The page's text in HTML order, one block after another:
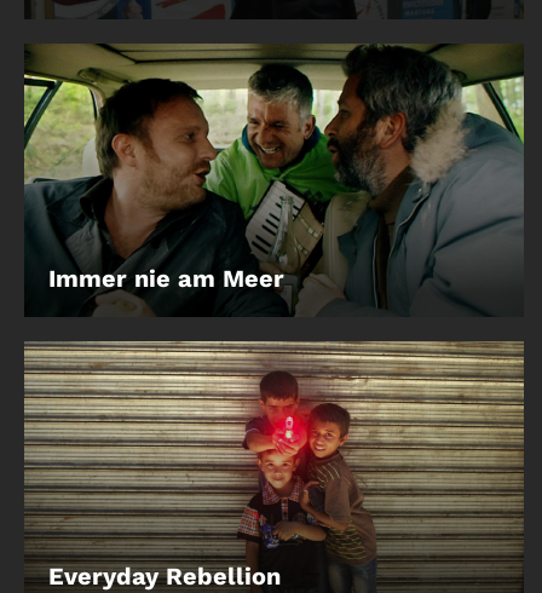
Immer nie am Meer
Everyday Rebellion